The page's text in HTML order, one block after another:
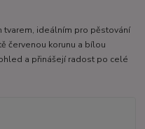
tvarem, ideálním pro pěstování
červenou korunu a bílou
a přinášejí radost po celé